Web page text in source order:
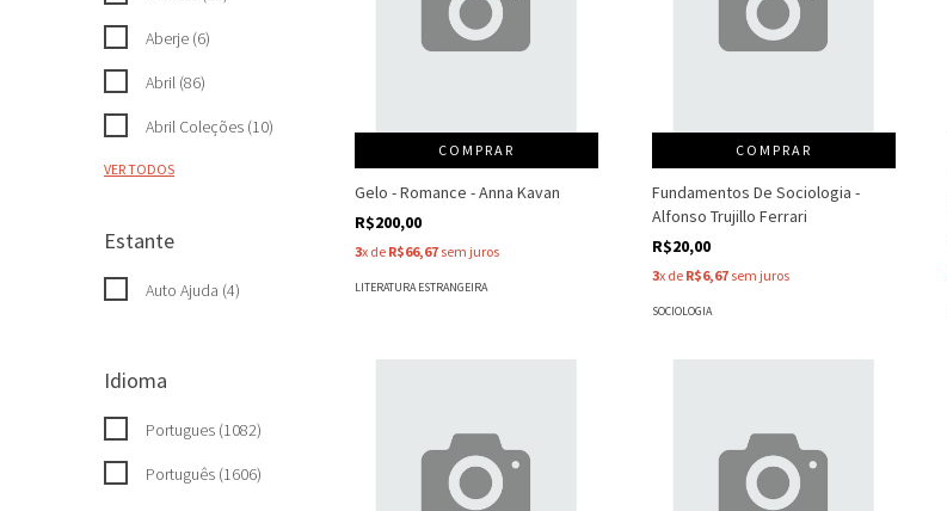
Aberje (6)
Abril (86)
Abril Coleções (10)
VER TODOS
Estante
Auto Ajuda (4)
Idioma
Portugues (1082)
Português (1606)
COMPRAR
Gelo - Romance - Anna Kavan
R$200,00
3x de R$66,67 sem juros
LITERATURA ESTRANGEIRA
COMPRAR
Fundamentos De Sociologia -
Alfonso Trujillo Ferrari
R$20,00
3x de R$6,67sem juros
SOCIOLOGIA